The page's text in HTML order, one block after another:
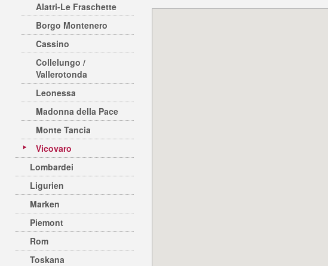
Alatri-Le Fraschette
Borgo Montenero
Cassino
Collelungo /
Vallerotonda
Leonessa
Madonna della Pace
Monte Tancia
Vicovaro
Lombardei
Ligurien
Marken
Piemont
Rom
Toskana